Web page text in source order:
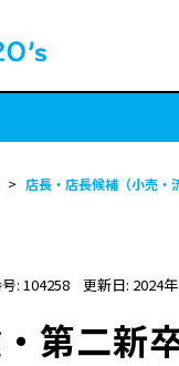
> 店長・店長候補（小売・
: 104258 更新日: 2024
・第二